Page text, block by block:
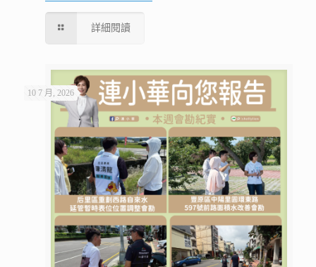
詳細閱讀
10 7 月, 2026